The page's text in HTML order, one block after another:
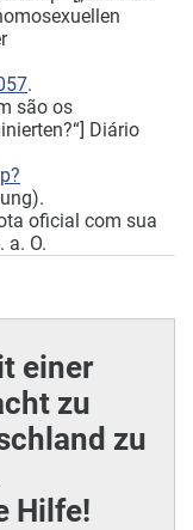
.
são os
Diário
oficial com sua
a. O.
einer
zu
zu
Hilfe!